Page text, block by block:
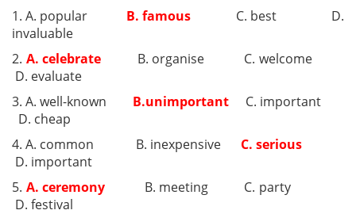
1. A. popular B. famous C. best D.
invaluable
2. A. celebrate B. organise C. welcome
D. evaluate
3. A. well-known
B.unimportant C. important
D. cheap
4. A. common B. inexpensive C. serious
D. important
5. A. ceremony
B. meeting C. party
D. festival